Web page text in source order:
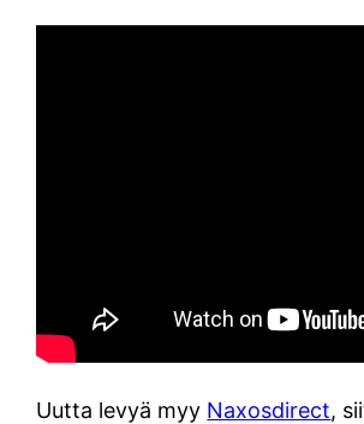
Uutta levyä myy Naxosdirect,